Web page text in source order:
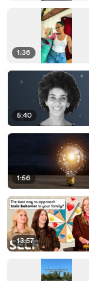
1:36
5:40
1:56
13:57